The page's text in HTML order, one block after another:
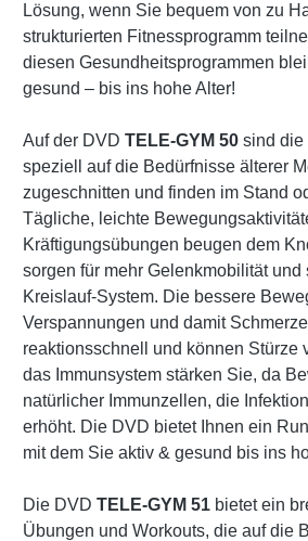
Lösung, wenn Sie bequem von zu
strukturierten Fitnessprogramm
diesen Gesundheitsprogrammen
gesund – bis ins hohe Alter!
Auf der DVD TELE-GYM 50 sind die
speziell auf die Bedürfnisse älterer
zugeschnitten und finden im Stand
Tägliche, leichte
Kräftigungsübungen beugen dem
sorgen für mehr Gelenkmobilität und
Kreislauf-System. Die bessere
Verspannungen und damit
reaktionsschnell und können Stürze
das Immunsystem stärken Sie, da
natürlicher Immunzellen, die
erhöht. Die DVD bietet Ihnen ein
mit dem Sie aktiv & gesund bis ins
Die DVD TELE-GYM 51 bietet ein
Übungen und Workouts, die auf die